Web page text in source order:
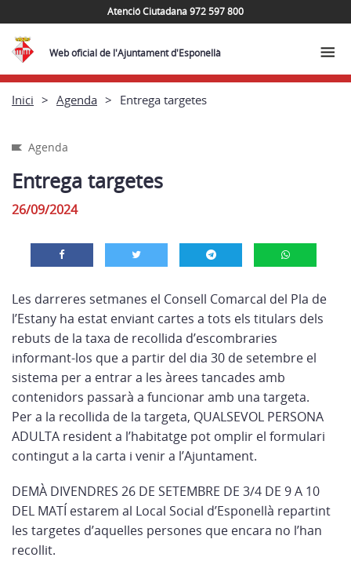
Atenció Ciutadana 972 597 800
Web oficial de l'Ajuntament d'Esponellà
Inici Agenda Entrega targetes
Agenda
Entrega targetes
26/09/2024
Les darreres setmanes el Consell Comarcal del Pla de
l’Estany ha estat enviant cartes a tots els titulars dels
rebuts de la taxa de recollida d’escombraries
informant-los que a partir del dia 30 de setembre el
sistema per a entrar a les àrees tancades amb
contenidors passarà a funcionar amb una targeta.
Per a la recollida de la targeta, QUALSEVOL PERSONA
ADULTA resident a l’habitatge pot omplir el formulari
contingut a la carta i venir a l’Ajuntament.
DEMÀ DIVENDRES 26 DE SETEMBRE DE 3/4 DE 9 A 10
DEL MATÍ estarem al Local Social d’Esponellà repartint
les targetes d’aquelles persones que encara no l’han
recollit.